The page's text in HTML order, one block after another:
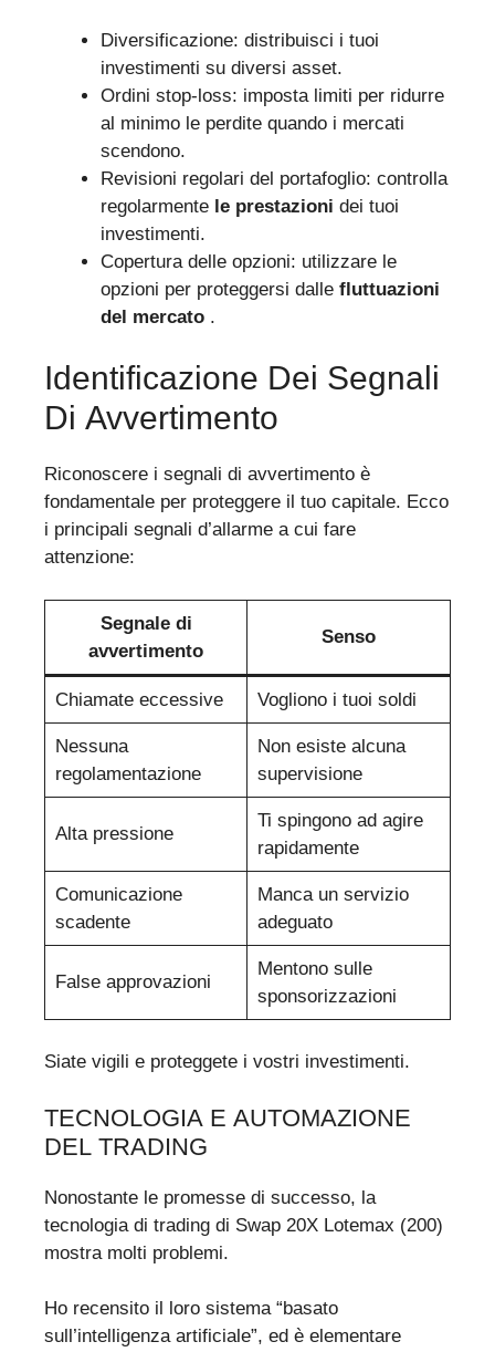
Diversificazione: distribuisci i tuoi
investimenti su diversi asset.
Ordini stop-loss: imposta limiti per ridurre
al minimo le perdite quando i mercati
scendono.
Revisioni regolari del portafoglio: controlla
regolarmente le prestazioni dei tuoi
investimenti.
Copertura delle opzioni: utilizzare le
opzioni per proteggersi dalle fluttuazioni
del mercato .
Identificazione Dei Segnali
Di Avvertimento
Riconoscere i segnali di avvertimento è
fondamentale per proteggere il tuo capitale. Ecco
i principali segnali d’allarme a cui fare
attenzione:
Segnale di
avvertimento
Senso
Chiamate eccessive Vogliono i tuoi soldi
Nessuna
regolamentazione
Non esiste alcuna
supervisione
Alta pressione
Ti spingono ad agire
rapidamente
Comunicazione
scadente
Manca un servizio
adeguato
False approvazioni
Mentono sulle
sponsorizzazioni
Siate vigili e proteggete i vostri investimenti.
TECNOLOGIA E AUTOMAZIONE
DEL TRADING
Nonostante le promesse di successo, la
tecnologia di trading di Swap 20X Lotemax (200)
mostra molti problemi.
Ho recensito il loro sistema “basato
sull’intelligenza artificiale”, ed è elementare